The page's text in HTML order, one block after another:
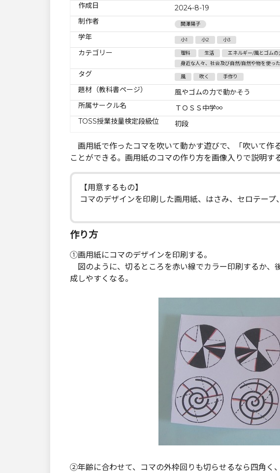
作成日
2024-8-19
制作者
関澤陽子
学年 小1 小2 小3
カテゴリー 理科 生活
エネルギー/風とゴムの
身近な人々、社会及び自然/自然や物を使っ
タグ 風 吹く 手作り
題材（教科書ページ）
風やゴムの力で動かそう
所属サークル名
ＴＯＳＳ中学∞
TOSS授業技量検定段級位
初段
画用紙で作ったコマを吹いて動かす遊びで、「吹いて作
ことができる。画用紙のコマの作り方を画像入りで説明する
【用意するもの】
コマのデザインを印刷した画用紙、はさみ、セロテープ
作り方
①画用紙にコマのデザインを印刷する。
図のように、切るところを赤い線でカラー印刷するか、
成しやすくなる。
②年齢に合わせて、コマの外枠回りも切らせるなら四角く